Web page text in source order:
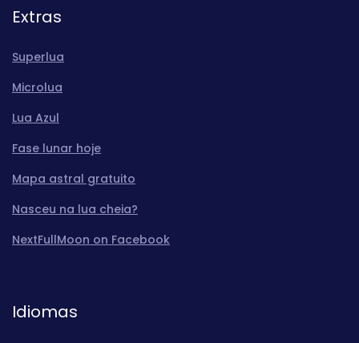
Extras
Superlua
Microlua
Lua Azul
Fase lunar hoje
Mapa astral gratuito
Nasceu na lua cheia?
NextFullMoon on Facebook
Idiomas